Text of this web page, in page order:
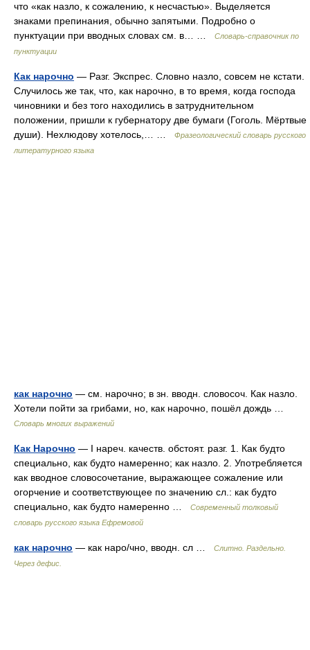
что «как назло, к сожалению, к несчастью». Выделяется
знаками препинания, обычно запятыми. Подробно о
пунктуации при вводных словах см. в… …
Словарь-справочник по
пунктуации
Как нарочно — Разг. Экспрес. Словно назло, совсем не кстати.
Случилось же так, что, как нарочно, в то время, когда господа
чиновники и без того находились в затруднительном
положении, пришли к губернатору две бумаги (Гоголь. Мёртвые
души). Нехлюдову хотелось,… …
Фразеологический словарь русского
литературного языка
как нарочно — см. нарочно; в зн. вводн. словосоч. Как назло.
Хотели пойти за грибами, но, как нарочно, пошёл дождь …
Словарь многих выражений
Как Нарочно — I нареч. качеств. обстоят. разг. 1. Как будто
специально, как будто намеренно; как назло. 2. Употребляется
как вводное словосочетание, выражающее сожаление или
огорчение и соответствующее по значению сл.: как будто
специально, как будто намеренно …
Современный толковый
словарь русского языка Ефремовой
как нарочно — как наро/чно, вводн. сл …
Слитно. Раздельно.
Через дефис.